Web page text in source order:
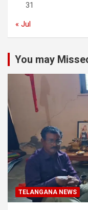
31
« Jul
You may
TELANGANA NEWS